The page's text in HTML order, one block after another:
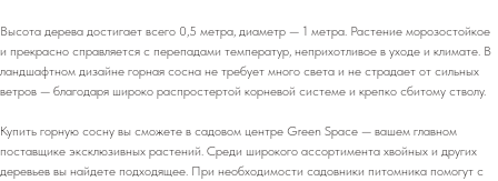
Высота дерева достигает всего 0,5 метра, диаметр — 1 метра. Растение морозостойкое
и прекрасно справляется с перепадами температур, неприхотливое в уходе и климате. В
ландшафтном дизайне горная сосна не требует много света и не страдает от сильных
ветров — благодаря широко распростертой корневой системе и крепко сбитому стволу.
Купить горную сосну вы сможете в садовом центре Green Space — вашем главном
поставщике эксклюзивных растений. Среди широкого ассортимента хвойных и других
деревьев вы найдете подходящее. При необходимости садовники питомника помогут с